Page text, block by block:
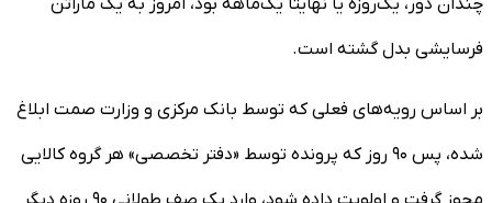
چندان دور، یک‌روزه یا نهایتاً یک‌ماهه بود، امروز به یک ماراتن
فرسایشی بدل گشته است.
بر اساس رویه‌های فعلی که توسط بانک مرکزی و وزارت صمت ابلاغ
شده، پس ۹۰ روز که پرونده توسط «دفتر تخصصی» هر گروه کالایی